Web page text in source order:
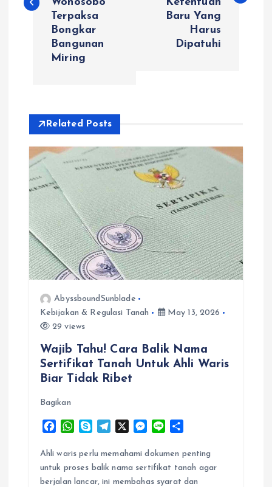
v
g
a
t
Terpaksa
Bongkar
Bangunan
Miring
Baru Yang
Harus
Dipatuhi
Related Posts
AbyssboundSunblade
Kebijakan & Regulasi Tanah
May 13, 2026
29 views
Wajib Tahu! Cara Balik Nama
Sertifikat Tanah Untuk Ahli Waris
Biar Tidak Ribet
Bagikan
c
e
b
W
a
t
s
y
p
e
l
e
g
M
s
s
e
n
e
a
r
e
Ahli waris perlu memahami dokumen penting
untuk proses balik nama sertifikat tanah agar
berjalan lancar, ini membahas syarat dan